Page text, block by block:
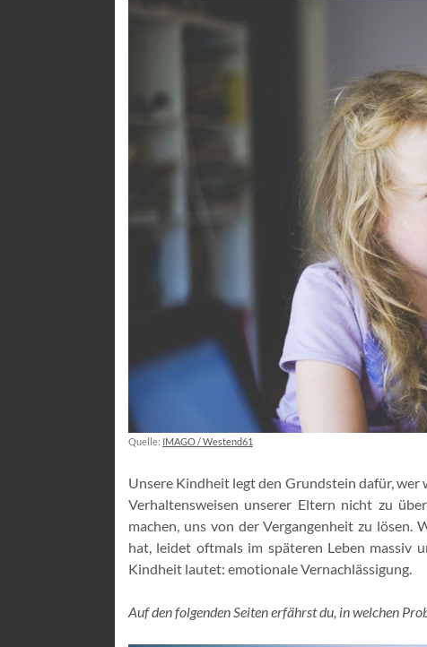
Quelle: IMAGO / Westend61
Unsere Kindheit legt den Grundstein dafür, wer
Verhaltensweisen unserer Eltern nicht zu
machen, uns von der Vergangenheit zu
hat, leidet oftmals im späteren Leben massiv
Kindheit lautet: emotionale Vernachlässigung.
Auf den folgenden Seiten erfährst du, in welchen